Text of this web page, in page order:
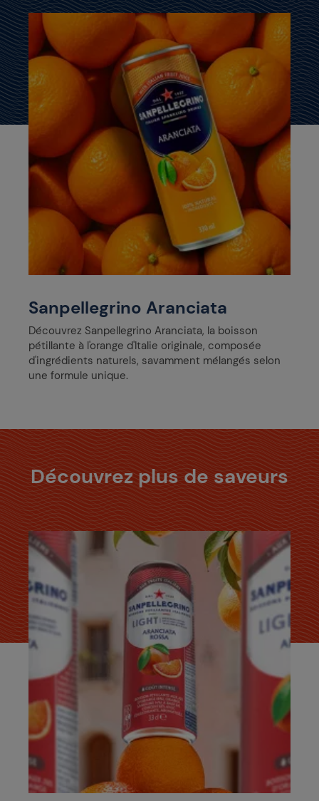
Sanpellegrino Aranciata
Découvrez Sanpellegrino Aranciata, la boisson
pétillante à l'orange d'Italie originale, composée
d'ingrédients naturels, savamment mélangés selon
une formule unique.
Découvrez plus de saveurs